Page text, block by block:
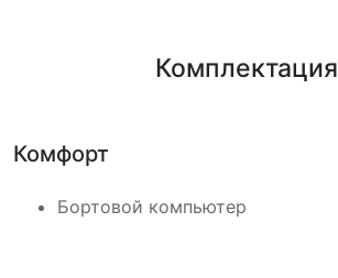
Комплектация
Комфорт
Бортовой компьютер